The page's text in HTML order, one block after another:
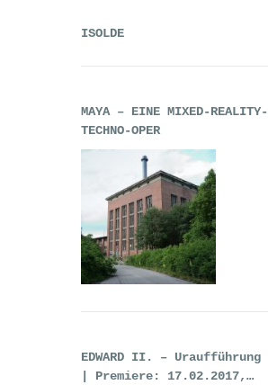
ISOLDE
MAYA – EINE MIXED-REALITY-
TECHNO-OPER
EDWARD II. – Uraufführung
| Premiere: 17.02.2017,